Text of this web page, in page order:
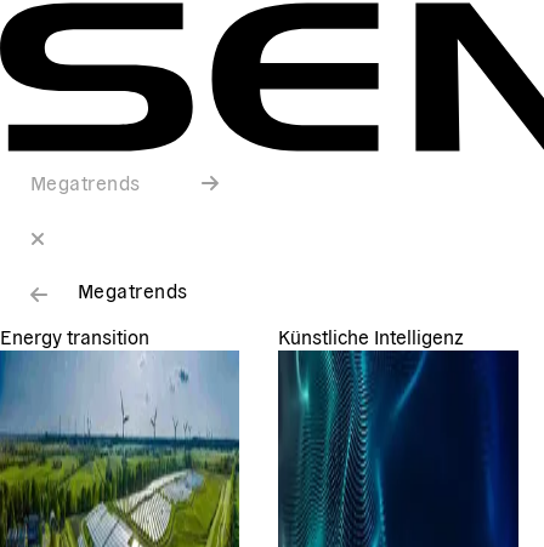
Megatrends
Megatrends
Energy transition
Künstliche Intelligenz